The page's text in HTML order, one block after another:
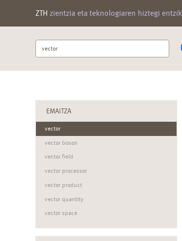
ZTH zientzia eta teknologiaren hiztegi
Bilatu
terminoa
EMAITZA
vector
vector boson
vector field
vector processor
vector product
vector quantity
vector space
vector subspace